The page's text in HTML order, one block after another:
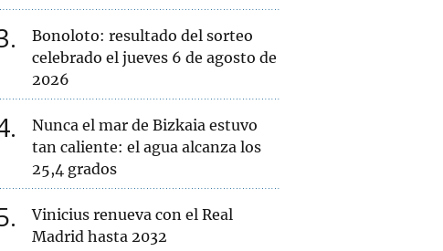
Bonoloto: resultado del sorteo
celebrado el jueves 6 de agosto de
2026
Nunca el mar de Bizkaia estuvo
tan caliente: el agua alcanza los
25,4 grados
Vinicius renueva con el Real
Madrid hasta 2032